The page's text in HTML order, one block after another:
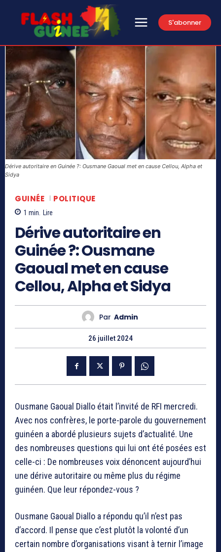
S'abonner
Dérive autoritaire en Guinée ?: Ousmane Gaoual met en cause Cellou, Alpha et
Sidya
GUINÉE POLITIQUE
1 min. Lire
Dérive autoritaire en
Guinée ?: Ousmane
Gaoual met en cause
Cellou, Alpha et Sidya
Par Admin
26 juillet 2024
Ousmane Gaoual Diallo était l’invité de RFI mercredi.
Avec nos confrères, le porte-parole du gouvernement
guinéen a abordé plusieurs sujets d’actualité. Une
des nombreuses questions qui lui ont été posées est
celle-ci : De nombreuses voix dénoncent aujourd’hui
une dérive autoritaire ou même plus du régime
guinéen. Que leur répondez-vous ?
Ousmane Gaoual Diallo a répondu qu’il n’est pas
d’accord. Il pense que c’est plutôt la volonté d’un
certain nombre d’organisations visant à ternir l’image